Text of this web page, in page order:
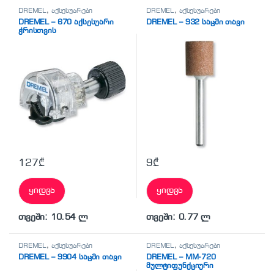
DREMEL, აქსესუარები
DREMEL – 670 აქსესუარი
ჭრისთვის
127₾
ყიდვა
თვეში: 10.54 ლ
DREMEL, აქსესუარები
DREMEL – 932 საცმი თავი
9₾
ყიდვა
თვეში: 0.77 ლ
DREMEL, აქსესუარები
DREMEL – 9904 საცმი თავი
DREMEL, აქსესუარები
DREMEL – MM-720
მულტიფუნქციური